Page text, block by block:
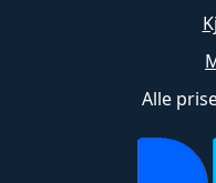
Alle